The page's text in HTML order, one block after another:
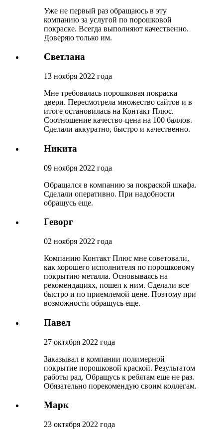
Уже не первый раз обращаюсь в эту
компанию за услугой по порошковой
покраске. Всегда выполняют качественно.
Доверяю только им.
Светлана
13 ноября 2022 года
Мне требовалась порошковая покраска
двери. Пересмотрела множество сайтов и в
итоге остановилась на Контакт Плюс.
Соотношение качество-цена на 100 баллов.
Сделали аккуратно, быстро и качественно.
Никита
09 ноября 2022 года
Обращался в компанию за покраской шкафа.
Сделали оперативно. При надобности
обращусь еще.
Геворг
02 ноября 2022 года
Компанию Контакт Плюс мне советовали,
как хорошего исполнителя по порошковому
покрытию металла. Основываясь на
рекомендациях, пошел к ним. Сделали все
быстро и по приемлемой цене. Поэтому при
возможности обращусь еще.
Павел
27 октября 2022 года
Заказывал в компании полимерной
покрытие порошковой краской. Результатом
работы рад. Обращусь к ребятам еще не раз.
Обязательно порекомендую своим коллегам.
Марк
23 октября 2022 года